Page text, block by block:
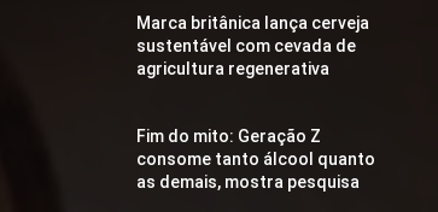
Marca britânica lança cerveja
sustentável com cevada de
agricultura regenerativa
Fim do mito: Geração Z
consome tanto álcool quanto
as demais, mostra pesquisa